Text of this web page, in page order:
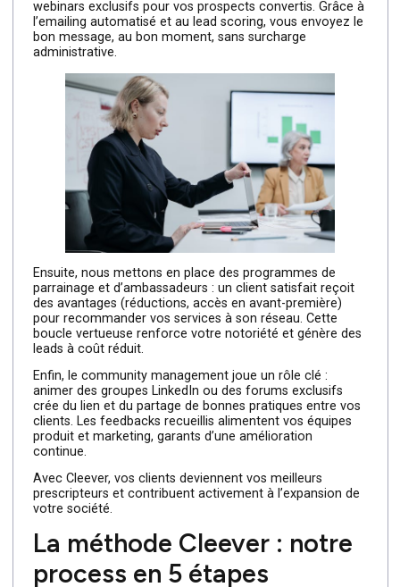
recommandation
Fidéliser vos clients et transformer chaque expérience
moteur de croissance est l’ultime étape du parcours
Chez Cleever, nous concevons des stratégies de
rétention combinant personnalisation, automation et
engagement.
D’abord, nous segmentons votre base client selon leur
historique d’achat, leur secteur et leur valeur potentielle.
À chaque segment correspond un scénario de
communication dédié : newsletters enrichies d’analyses
sectorielles pour les grands comptes, tutoriels pratiques
pour les utilisateurs réguliers, ou invitations à des
webinars exclusifs pour vos prospects convertis. Grâce
l’emailing automatisé et au lead scoring, vous envoyez
bon message, au bon moment, sans surcharge
administrative.
Ensuite, nous mettons en place des programmes de